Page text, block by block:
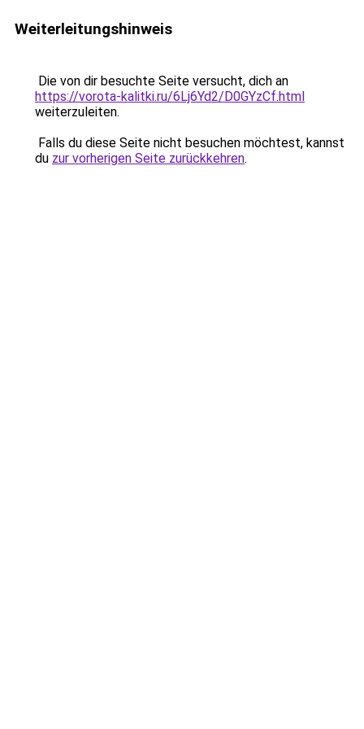
Weiterleitungshinweis
Die von dir besuchte Seite versucht, dich an
https://vorota-kalitki.ru/6Lj6Yd2/D0GYzCf.html
weiterzuleiten.
Falls du diese Seite nicht besuchen möchtest, kannst
du zur vorherigen Seite zurückkehren.